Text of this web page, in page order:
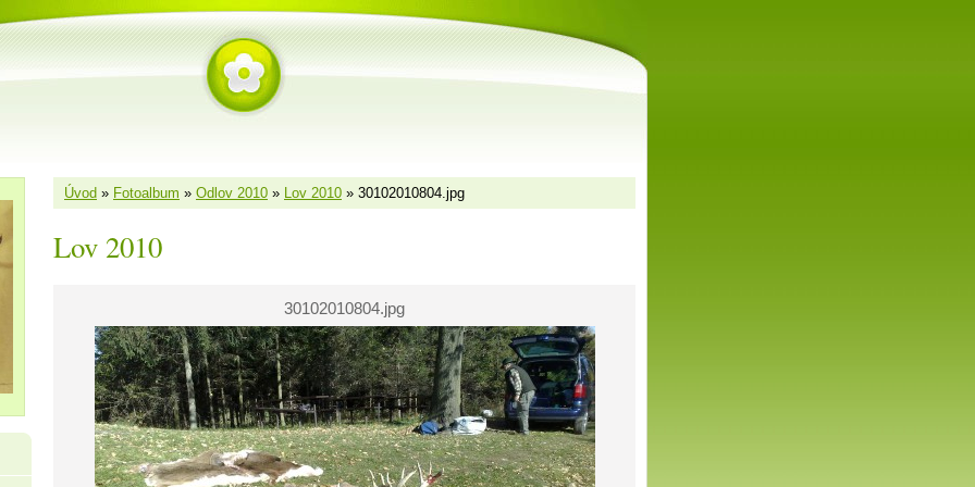
Úvod » Fotoalbum » Odlov 2010 » Lov 2010 » 30102010804.jpg
Lov 2010
30102010804.jpg